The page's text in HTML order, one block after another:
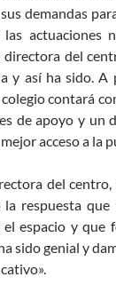
demandas
actuaciones
directora del
y así ha sido.
contará
de apoyo y un
acceso a la
del centro,
la respuesta
el espacio y que
sido genial y